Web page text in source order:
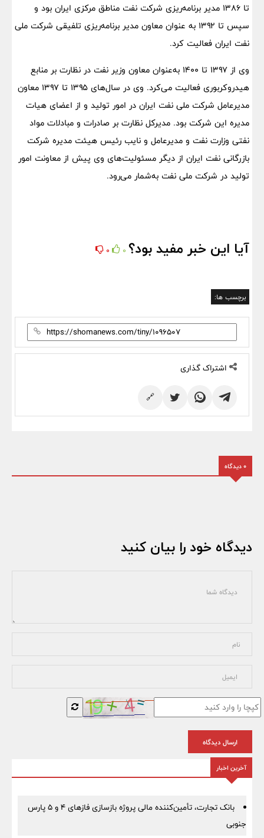
تا ۱۳۸۶ مدیر برنامه‌ریزی شرکت نفت مناطق مرکزی ایران بود و
سپس تا ۱۳۹۲ به عنوان معاون مدیر برنامه‌ریزی تلفیقی شرکت ملی
نفت ایران فعالیت کرد.
وی از ۱۳۹۷ تا ۱۴۰۰ به‌عنوان معاون وزیر نفت در نظارت بر منابع
هیدروکربوری فعالیت می‌کرد. وی در سال‌های ۱۳۹۵ تا ۱۳۹۷ معاون
مدیرعامل شرکت ملی نفت ایران در امور تولید و از اعضای هیات
مدیره این شرکت بود. مدیرکل نظارت بر صادرات و مبادلات مواد
نفتی وزارت نفت و مدیرعامل و نایب رئیس هیئت مدیره شرکت
بازرگانی نفت ایران از دیگر مسئولیت‌های وی پیش از معاونت امور
تولید در شرکت ملی نفت به‌شمار می‌رود.
آیا این خبر مفید بود؟ 0
0
برچسب ها:
اشتراک گذاری
🔗
0 دیدگاه
دیدگاه خود را بیان کنید
ارسال دیدگاه
آخرین اخبار
بانک تجارت، تأمین‌کننده مالی پروژه بازسازی فازهای ۴ و ۵ پارس
جنوبی